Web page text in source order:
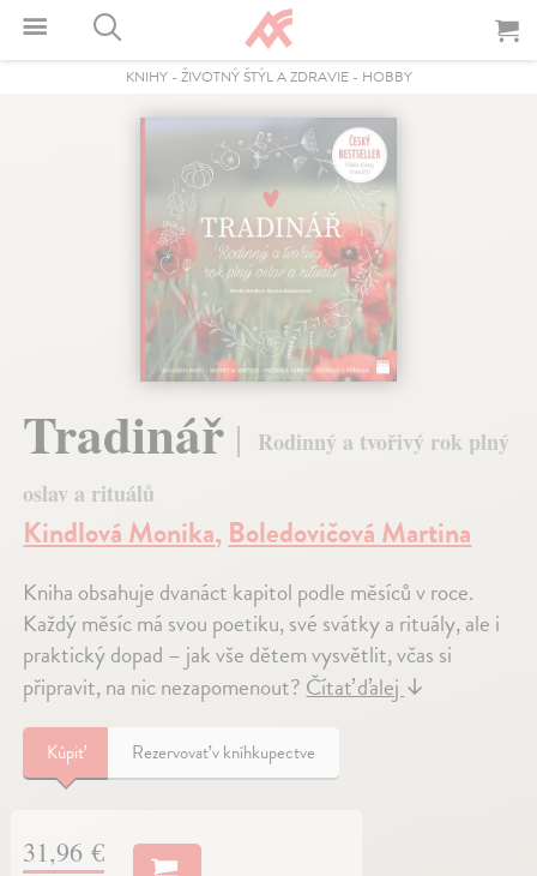
KNIHY- ŽIVOTNÝ ŠTÝL A ZDRAVIE- HOBBY
Tradinář
Rodinný a tvořivý rok plný
oslav a rituálů
Kindlová Monika,Boledovičová Martina
Kniha obsahuje dvanáct kapitol podle měsíců v roce.
Každý měsíc má svou poetiku, své svátky a rituály, ale i
praktický dopad – jak vše dětem vysvětlit, včas si
připravit, na nic nezapomenout?Čítať ďalej↓
Kúpiť Rezervovať v kníhkupectve
31,96 €